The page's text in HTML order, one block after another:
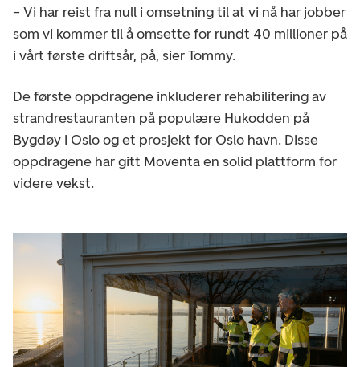
– Vi har reist fra null i omsetning til at vi nå har jobber
som vi kommer til å omsette for rundt 40 millioner på
i vårt første driftsår, på, sier Tommy.
De første oppdragene inkluderer rehabilitering av
strandrestauranten på populære Hukodden på
Bygdøy i Oslo og et prosjekt for Oslo havn. Disse
oppdragene har gitt Moventa en solid plattform for
videre vekst.